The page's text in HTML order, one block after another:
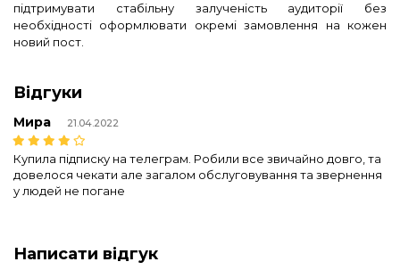
підтримувати стабільну залученість аудиторії без
необхідності оформлювати окремі замовлення на кожен
новий пост.
Відгуки
Мира 21.04.2022
Купила підписку на телеграм. Робили все звичайно довго, та
довелося чекати але загалом обслуговування та звернення
у людей не погане
Написати відгук